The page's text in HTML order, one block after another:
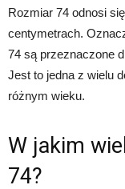
Rozmiar 74 odnosi
centymetrach.
74 są przeznaczone
Jest to jedna z wielu
różnym wieku.
W jakim
74?